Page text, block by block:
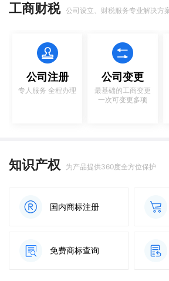
工商财税 公司设立、财税服务专业解决方
公司注册
专人服务 全程办理
公司变更
最基础的工商变更
一次可变更多项
知识产权 为产品提供360度全方位保护
国内商标注册
免费商标查询